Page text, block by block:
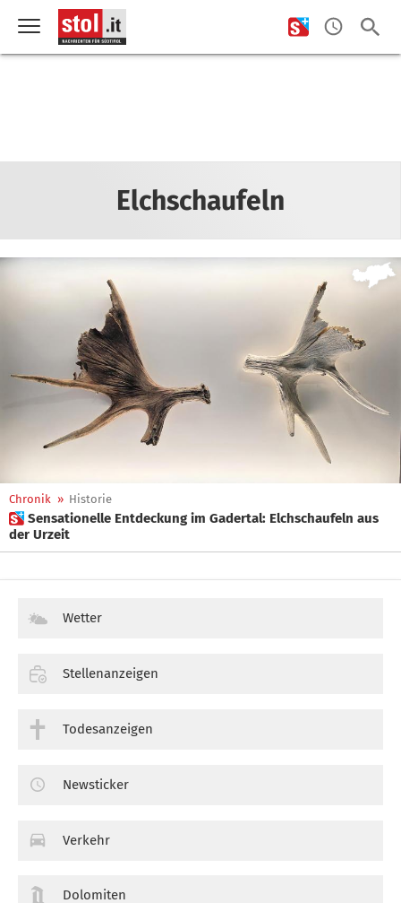
Elchschaufeln
Chronik » Historie
 Sensationelle Entdeckung im Gadertal: Elchschaufeln aus
der Urzeit
Wetter
Stellenanzeigen
Todesanzeigen
Newsticker
Verkehr
Dolomiten